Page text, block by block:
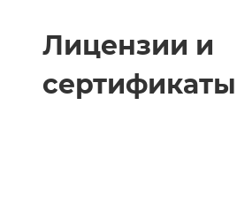
Лицензии и
сертификаты